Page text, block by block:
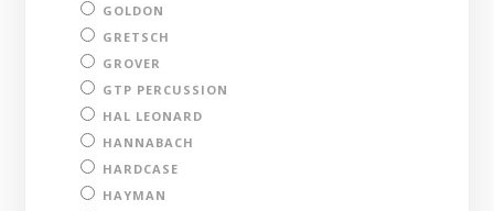
GOLDON
GRETSCH
GROVER
GTP PERCUSSION
HAL LEONARD
HANNABACH
HARDCASE
HAYMAN